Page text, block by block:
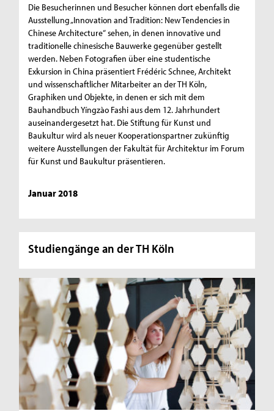
Die Besucherinnen und Besucher können dort ebenfalls die
Ausstellung „Innovation and Tradition: New Tendencies in
Chinese Architecture“ sehen, in denen innovative und
traditionelle chinesische Bauwerke gegenüber gestellt
werden. Neben Fotografien über eine studentische
Exkursion in China präsentiert Frédéric Schnee, Architekt
und wissenschaftlicher Mitarbeiter an der TH Köln,
Graphiken und Objekte, in denen er sich mit dem
Bauhandbuch Yíngzào Fashi aus dem 12. Jahrhundert
auseinandergesetzt hat. Die Stiftung für Kunst und
Baukultur wird als neuer Kooperationspartner zukünftig
weitere Ausstellungen der Fakultät für Architektur im Forum
für Kunst und Baukultur präsentieren.
Januar 2018
Studiengänge an der TH Köln